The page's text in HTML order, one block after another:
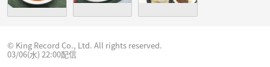
© King Record Co., Ltd. All rights reserved.
03/06(水) 22:00配信